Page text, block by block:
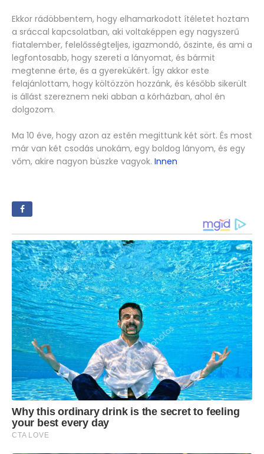
Ekkor rádöbbentem, hogy elhamarkodott ítéletet hoztam
a sráccal kapcsolatban, aki voltaképpen egy nagyszerű
fiatalember, felelősségteljes, igazmondó, őszinte, és ami a
legfontosabb, hogy szereti a lányomat, és bármit
megtenne érte, és a gyerekükért. Így akkor este
felajánlottam, hogy költözzön hozzánk, és később sikerült
is állást szereznem neki abban a kórházban, ahol én
dolgozom.
Ma 10 éve, hogy azon az estén megittunk két sört. És most
már van két csodás unokám, egy boldog lányom, és egy
vőm, akire nagyon büszke vagyok. Innen